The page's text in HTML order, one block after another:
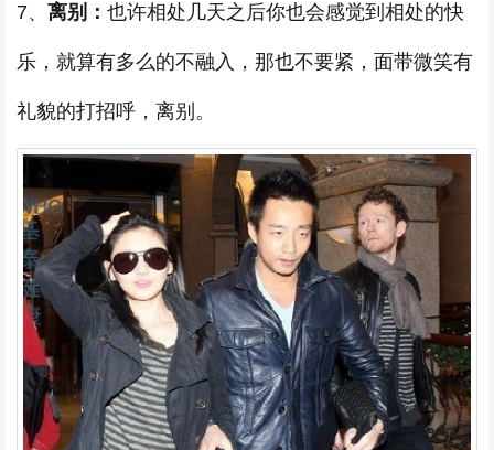
7、 离别： 也许相处几天之后你也会感觉到相处的快
乐，就算有多么的不融入，那也不要紧，面带微笑有
礼貌的打招呼，离别。